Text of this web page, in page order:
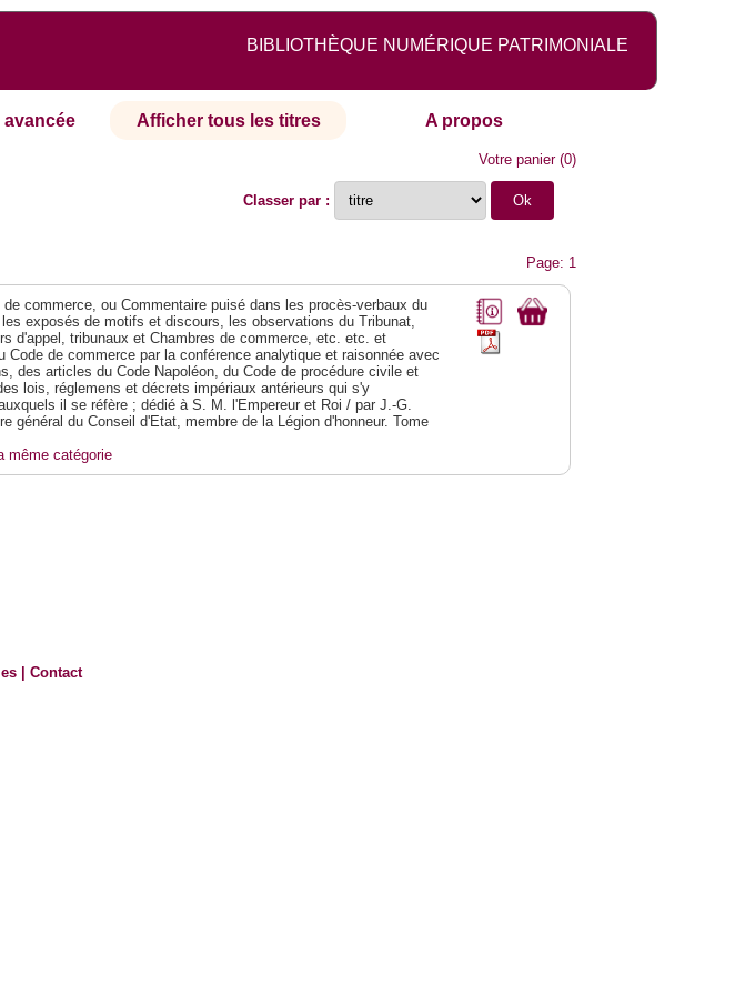
BIBLIOTHÈQUE NUMÉRIQUE PATRIMONIALE
avancée Afficher tous les titres A propos
Votre panier(0)
Classer par :
Page: 1
de commerce, ou Commentaire puisé dans les procès-verbaux du
exposés de motifs et discours, les observations du Tribunat,
d'appel, tribunaux et Chambres de commerce, etc. etc. et
Code de commerce par la conférence analytique et raisonnée avec
des articles du Code Napoléon, du Code de procédure civile et
lois, réglemens et décrets impériaux antérieurs qui s'y
il se réfère ; dédié à S. M. l'Empereur et Roi / par J.-G.
général du Conseil d'Etat, membre de la Légion d'honneur. Tome
même catégorie
|Contact